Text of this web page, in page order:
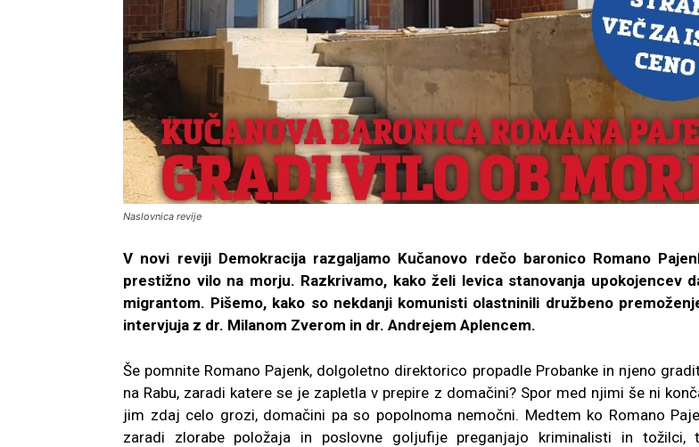
Naslovnica revije
V novi reviji Demokracija razgaljamo Kučanovo rdečo baronico Romano
prestižno vilo na morju. Razkrivamo, kako želi levica stanovanja upokojencev
migrantom. Pišemo, kako so nekdanji komunisti olastninili družbeno
intervjuja z dr. Milanom Zverom in dr. Andrejem Aplencem.
Še pomnite Romano Pajenk, dolgoletno direktorico propadle Probanke in njeno
na Rabu, zaradi katere se je zapletla v prepire z domačini? Spor med njimi še ni
jim zdaj celo grozi, domačini pa so popolnoma nemočni. Medtem ko Romano
zaradi zlorabe položaja in poslovne goljufije preganjajo kriminalisti in tožilci,